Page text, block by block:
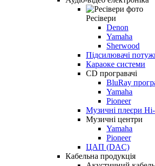
Ресівери
Denon
Yamaha
Sherwood
Підсилювачі
Караоке системи
CD програвачі
BluRay
Yamaha
Pioneer
Музичні плеєри
Музичні центри
Yamaha
Pioneer
ЦАП (DAC)
Кабельна продукція